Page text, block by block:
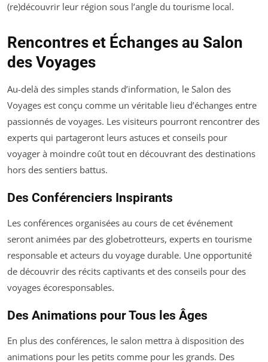
(re)découvrir leur région sous l’angle du tourisme local.
Rencontres et Échanges au Salon
des Voyages
Au-delà des simples stands d’information, le Salon des
Voyages est conçu comme un véritable lieu d’échanges entre
passionnés de voyages. Les visiteurs pourront rencontrer des
experts qui partageront leurs astuces et conseils pour
voyager à moindre coût tout en découvrant des destinations
hors des sentiers battus.
Des Conférenciers Inspirants
Les conférences organisées au cours de cet événement
seront animées par des globetrotteurs, experts en tourisme
responsable et acteurs du voyage durable. Une opportunité
de découvrir des récits captivants et des conseils pour des
voyages écoresponsables.
Des Animations pour Tous les Âges
En plus des conférences, le salon mettra à disposition des
animations pour les petits comme pour les grands. Des